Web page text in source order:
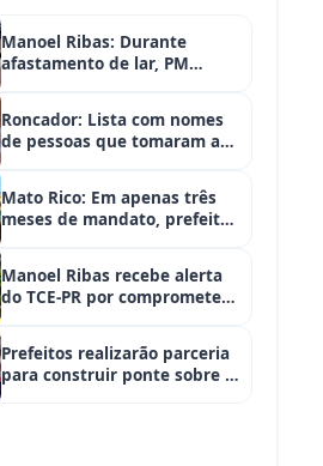
Manoel Ribas: Durante
afastamento de lar, PM
Roncador: Lista com nomes
de pessoas que tomaram a
Mato Rico: Em apenas três
meses de mandato, prefeito
Manoel Ribas recebe alerta
do TCE-PR por comprometer
no último semestre de 2020
Prefeitos realizarão parceria
para construir ponte sobre o